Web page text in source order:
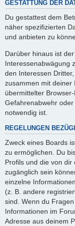
GESTATTUNG DER
Du gestattest dem
näher spezifizierten
und anbieten zu
Darüber hinaus ist
Interessenabwägung
den Interessen
zusammen mit deiner
übermittelter
Gefahrenabwehr
notwendig ist.
REGELUNGEN
Zweck eines Boards
zu ermöglichen. Du
Profils und die von
zugänglich sein
einzelne
(z. B. andere
sind. Wenn du
Informationen im
Adresse aus deinem